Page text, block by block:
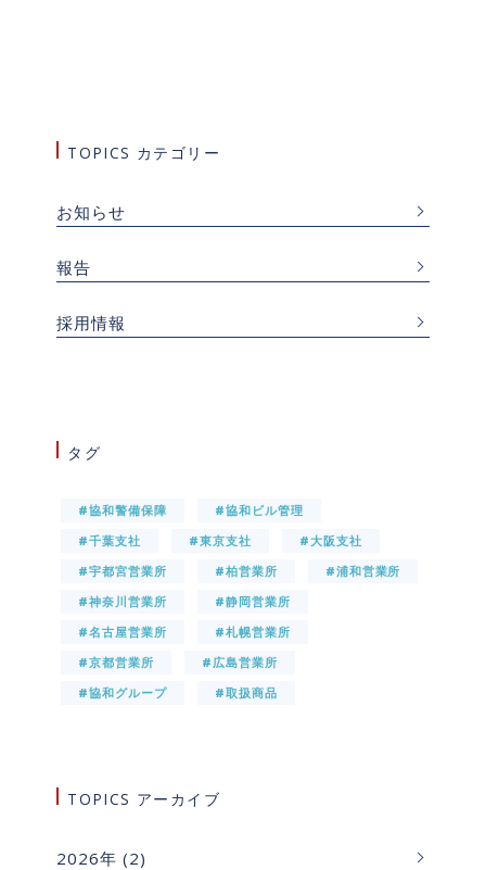
TOPICS カテゴリー
お知らせ
報告
採用情報
タグ
#協和警備保障
#協和ビル管理
#千葉支社
#東京支社
#大阪支社
#宇都宮営業所
#柏営業所
#浦和営業所
#神奈川営業所
#静岡営業所
#名古屋営業所
#札幌営業所
#京都営業所
#広島営業所
#協和グループ
#取扱商品
TOPICS アーカイブ
2026年 (2)